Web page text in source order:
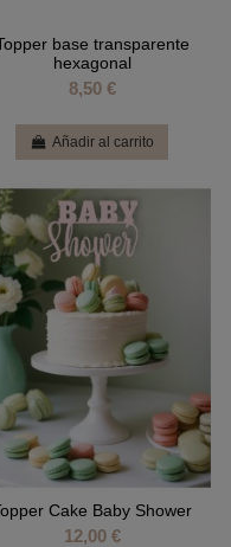
base transparente
hexagonal
8,50 €
Añadir al carrito
Cake Baby Shower
12,00 €